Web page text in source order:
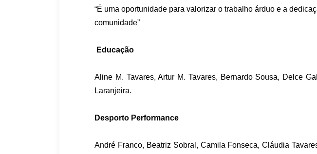
“É uma oportunidade para valorizar o trabalho árduo e a
comunidade”
Educação
Aline M. Tavares, Artur M. Tavares, Bernardo Sousa, Delce
Laranjeira.
Desporto Performance
André Franco, Beatriz Sobral, Camila Fonseca, Cláudia